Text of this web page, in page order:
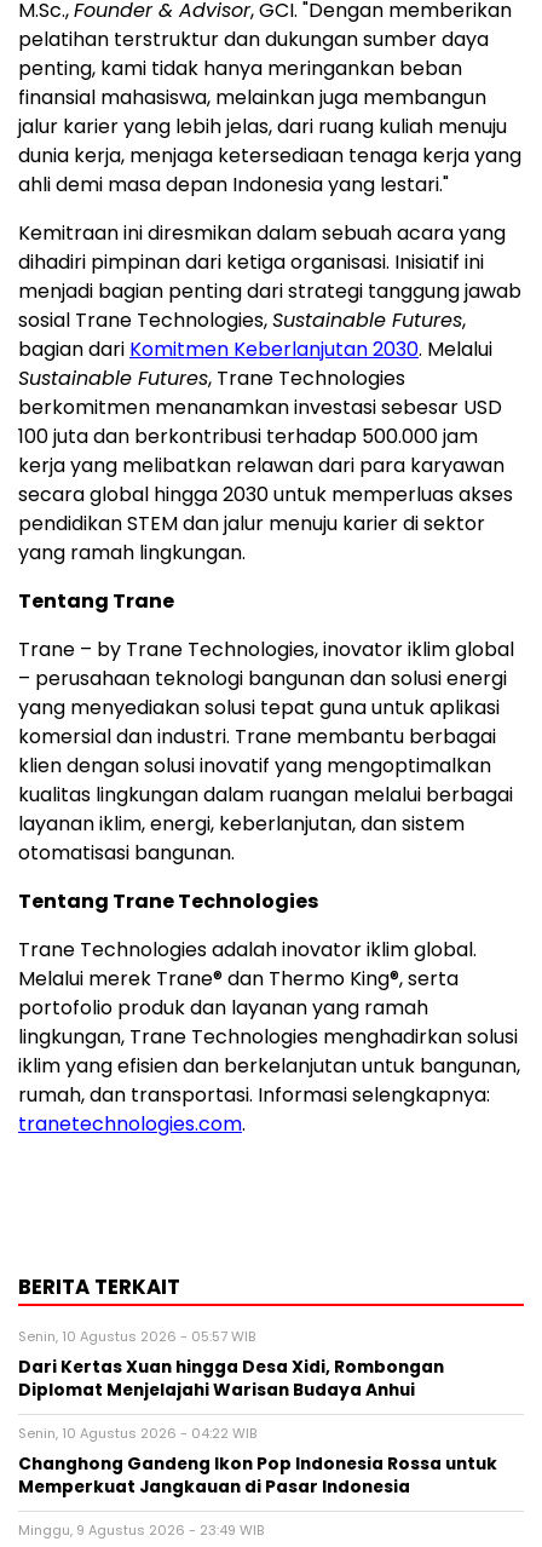
M.Sc.,Founder & Advisor, GCI. "Dengan memberikan
pelatihan terstruktur dan dukungan sumber daya
penting, kami tidak hanya meringankan beban
finansial mahasiswa, melainkan juga membangun
jalur karier yang lebih jelas, dari ruang kuliah menuju
dunia kerja, menjaga ketersediaan tenaga kerja yang
ahli demi masa depan Indonesiayang lestari."
Kemitraan ini diresmikan dalam sebuah acara yang
dihadiri pimpinan dari ketiga organisasi. Inisiatif ini
menjadi bagian penting dari strategi tanggung jawab
sosial Trane Technologies,Sustainable Futures,
bagian dari Komitmen Keberlanjutan 2030. Melalui
Sustainable Futures, Trane Technologies
berkomitmen menanamkan investasi sebesar USD
100juta dan berkontribusi terhadap 500.000 jam
kerja yang melibatkan relawan dari para karyawan
secara global hingga 2030 untuk memperluas akses
pendidikan STEM dan jalur menuju karier di sektor
yang ramah lingkungan.
Tentang Trane
Trane – by Trane Technologies, inovator iklim global
– perusahaan teknologi bangunan dan solusi energi
yang menyediakan solusi tepat guna untuk aplikasi
komersial dan industri. Trane membantu berbagai
klien dengan solusi inovatif yang mengoptimalkan
kualitas lingkungan dalam ruangan melalui berbagai
layanan iklim, energi, keberlanjutan, dan sistem
otomatisasi bangunan.
Tentang Trane Technologies
Trane Technologies adalah inovator iklim global.
Melalui merek Trane® dan Thermo King®, serta
portofolio produk dan layanan yang ramah
lingkungan, Trane Technologies menghadirkan solusi
iklim yang efisien dan berkelanjutan untuk bangunan,
rumah, dan transportasi. Informasi selengkapnya:
tranetechnologies.com.
BERITA TERKAIT
Senin, 10 Agustus 2026 - 05:57 WIB
Dari Kertas Xuan hingga Desa Xidi, Rombongan
Diplomat Menjelajahi Warisan Budaya Anhui
Senin, 10 Agustus 2026 - 04:22 WIB
Changhong Gandeng Ikon Pop Indonesia Rossa untuk
Memperkuat Jangkauan di Pasar Indonesia
Minggu, 9 Agustus 2026 - 23:49 WIB